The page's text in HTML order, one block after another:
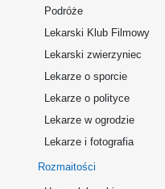
Podróże
Lekarski Klub Filmowy
Lekarski zwierzyniec
Lekarze o sporcie
Lekarze o polityce
Lekarze w ogrodzie
Lekarze i fotografia
Rozmaitości